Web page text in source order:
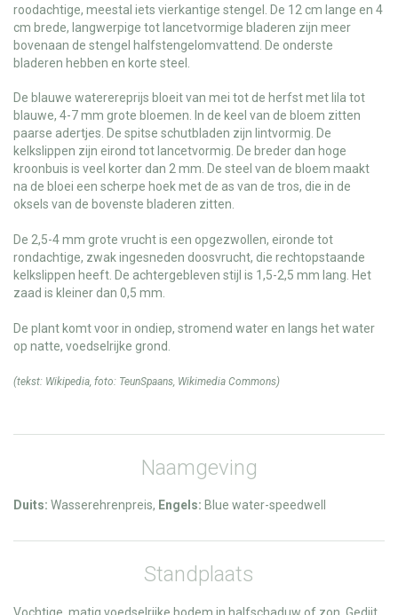
roodachtige, meestal iets vierkantige stengel. De 12 cm lange en 4
cm brede, langwerpige tot lancetvormige bladeren zijn meer
bovenaan de stengel halfstengelomvattend. De onderste
bladeren hebben en korte steel.
De blauwe waterereprijs bloeit van mei tot de herfst met lila tot
blauwe, 4-7 mm grote bloemen. In de keel van de bloem zitten
paarse adertjes. De spitse schutbladen zijn lintvormig. De
kelkslippen zijn eirond tot lancetvormig. De breder dan hoge
kroonbuis is veel korter dan 2 mm. De steel van de bloem maakt
na de bloei een scherpe hoek met de as van de tros, die in de
oksels van de bovenste bladeren zitten.
De 2,5-4 mm grote vrucht is een opgezwollen, eironde tot
rondachtige, zwak ingesneden doosvrucht, die rechtopstaande
kelkslippen heeft. De achtergebleven stijl is 1,5-2,5 mm lang. Het
zaad is kleiner dan 0,5 mm.
De plant komt voor in ondiep, stromend water en langs het water
op natte, voedselrijke grond.
(tekst: Wikipedia, foto: TeunSpaans, Wikimedia Commons)
Naamgeving
Duits: Wasserehrenpreis, Engels: Blue water-speedwell
Standplaats